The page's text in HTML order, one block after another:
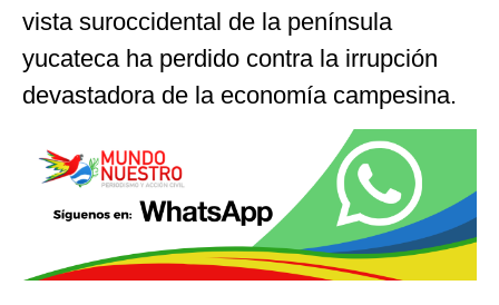
vista suroccidental de la península
yucateca ha perdido contra la irrupción
devastadora de la economía campesina.